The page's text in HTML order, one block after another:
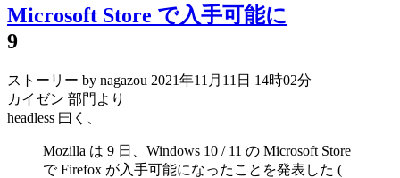
Microsoft Store で入手可能に
9
ストーリー by nagazou 2021年11月11日 14時02分
カイゼン 部門より
headless 曰く、
Mozilla は 9 日、Windows 10 / 11 の Microsoft Store
で Firefox が入手可能になったことを発表した (